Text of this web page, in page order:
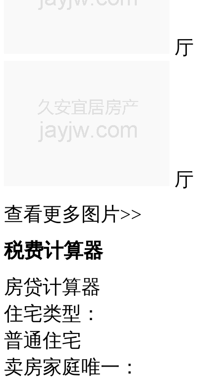
厅
厅
查看更多图片>>
税费计算器
房贷计算器
住宅类型：
普通住宅
卖房家庭唯一：